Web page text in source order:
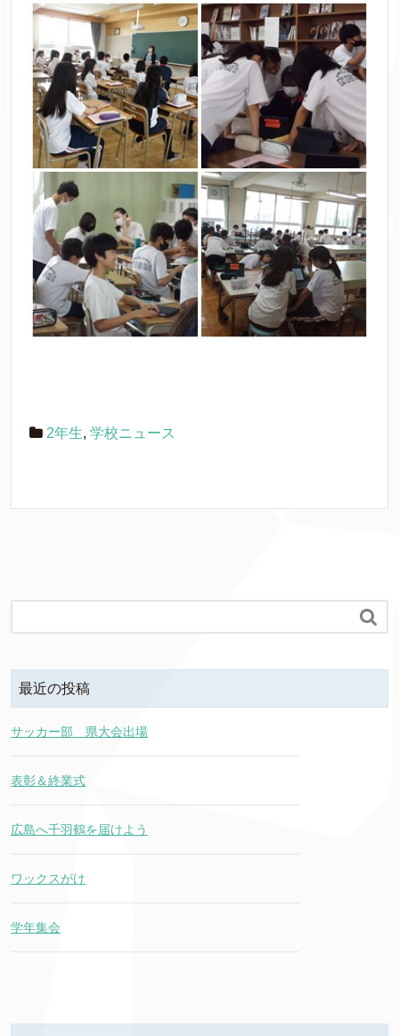
2年生, 学校ニュース

最近の投稿
サッカー部 県大会出場
表彰＆終業式
広島へ千羽鶴を届けよう
ワックスがけ
学年集会